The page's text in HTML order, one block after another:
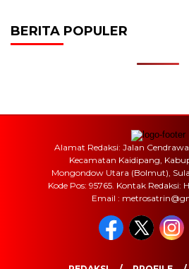
BERITA POPULER
Alamat Redaksi: Jalan
Kecamatan Kaidipang,
Mongondow Utara (Bolmut),
Kode Pos: 95765. Kontak Redaksi:
Email :